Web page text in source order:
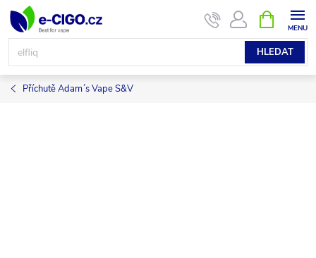
Přejít
obsah
HLEDAT
NÁKUPNÍ
KOŠÍK
Příchutě Adam´s Vape S&V